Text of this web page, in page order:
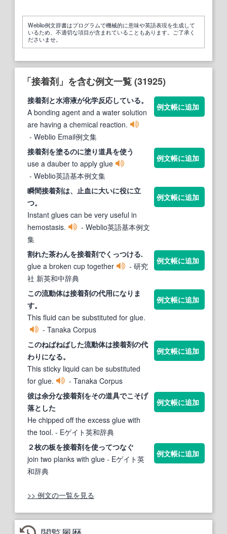
Weblio例文辞書はプログラムで機械的に意味や英語表現を生成して
いるため、不適切な項目が含まれていることもあります。ご了承く
ださいませ。
「接着剤」を含む例文一覧 (31925)
接着剤と水溶液が化学反応している。
A bonding agent and a water solution
are having a chemical reaction.
- Weblio Email例文集
例文帳に追加
接着剤を塗るのに塗り道具を使う
use a dauber to apply glue
- Weblio英語基本例文集
例文帳に追加
瞬間接着剤は、止血に大いに役に立
つ。
Instant glues can be very useful in
hemostasis.
- Weblio英語基本例文
集
例文帳に追加
割れた茶わんを接着剤でくっつける.
glue a broken cup together
- 研究
社 新英和中辞典
例文帳に追加
この流動体は接着剤の代用になりま
す。
This fluid can be substituted for glue.
- Tanaka Corpus
例文帳に追加
このねばねばした流動体は接着剤の代
わりになる。
This sticky liquid can be substituted
for glue.
- Tanaka Corpus
例文帳に追加
彼は余分な接着剤をその道具でこそげ
落とした
He chipped off the excess glue with
the tool. - Eゲイト英和辞典
例文帳に追加
２枚の板を接着剤を使ってつなぐ
join two planks with glue - Eゲイト英
和辞典
例文帳に追加
>> 例文の一覧を見る